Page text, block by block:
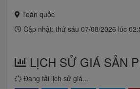
Toàn quốc
Cập nhật: thứ sáu 07/08/2026 lúc
LỊCH SỬ GIÁ SẢN
Đang tải lịch sử giá...